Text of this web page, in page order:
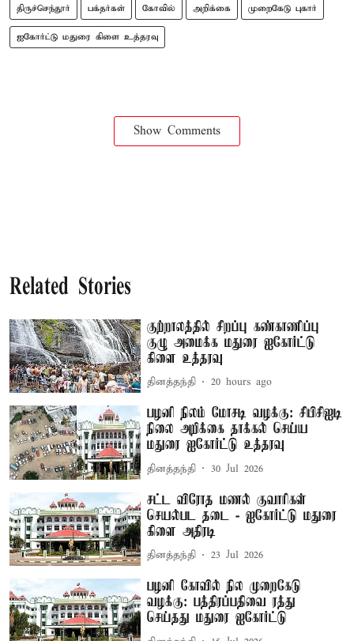
திருச்செந்தூர் பக்தர்கள் கோவில் அறிக்கை முறைகேடு புகார்
ஐகோர்ட்டு மதுரை கிளை உத்தரவு
Show Comments
Related Stories
குற்றாலத்தில் சிறப்பு கண்காணிப்பு
குழு அமைக்க மதுரை ஐகோர்ட்டு
கிளை உத்தரவு
தினத்தந்தி 20 hours ago
பழனி நிலம் மோசடி வழக்கு: சிபிசிஐடி
நிலை அறிக்கை தாக்கல் செய்ய
மதுரை ஐகோர்ட்டு உத்தரவு
தினத்தந்தி 30 Jul 2026
சட்ட விரோத மணல் குவாரிகள்
செயல்பட தடை - ஐகோர்ட்டு மதுரை
கிளை அதிரடி
தினத்தந்தி 23 Jul 2026
பழனி கோவில் நில முறைகேடு
வழக்கு: பத்திரப்பதிவை ரத்து
செய்தது மதுரை ஐகோர்ட்டு